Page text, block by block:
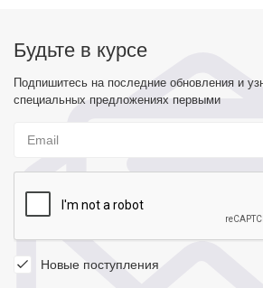
Будьте в курсе
Подпишитесь на последние обновления и
специальных предложениях первыми
Новые поступления